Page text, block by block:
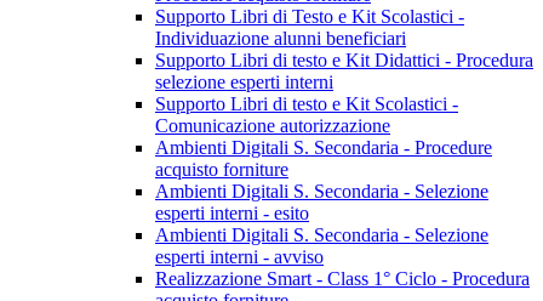
Supporto Libri di Testo e Kit Scolastici -
Individuazione alunni beneficiari
Supporto Libri di testo e Kit Didattici - Procedura
selezione esperti interni
Supporto Libri di testo e Kit Scolastici -
Comunicazione autorizzazione
Ambienti Digitali S. Secondaria - Procedure
acquisto forniture
Ambienti Digitali S. Secondaria - Selezione
esperti interni - esito
Ambienti Digitali S. Secondaria - Selezione
esperti interni - avviso
Realizzazione Smart - Class 1° Ciclo - Procedura